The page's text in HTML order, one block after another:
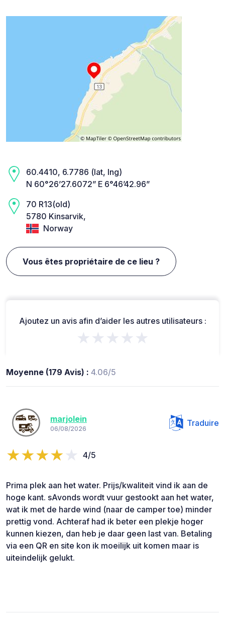
60.4410, 6.7786 (lat, lng)
N 60°26’27.6072” E 6°46’42.96”
70 R13(old)
5780 Kinsarvik,
Norway
Vous êtes propriétaire de ce lieu ?
Ajoutez un avis afin d’aider les autres utilisateurs :
★★★★★
Moyenne (179 Avis) : 4.06/5
marjolein
06/08/2026
Traduire
4/5
Prima plek aan het water. Prijs/kwaliteit vind ik aan de
hoge kant. sAvonds wordt vuur gestookt aan het water,
wat ik met de harde wind (naar de camper toe) minder
prettig vond. Achteraf had ik beter een plekje hoger
kunnen kiezen, dan heb je daar geen last van. Betaling
via een QR en site kon ik moeilijk uit komen maar is
uiteindelijk gelukt.